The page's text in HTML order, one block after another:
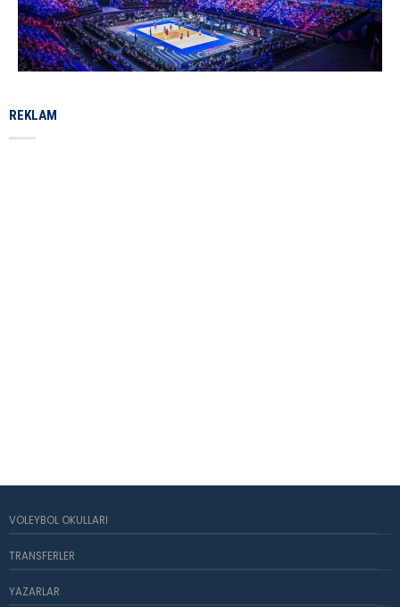
REKLAM
VOLEYBOL OKULLARI
TRANSFERLER
YAZARLAR